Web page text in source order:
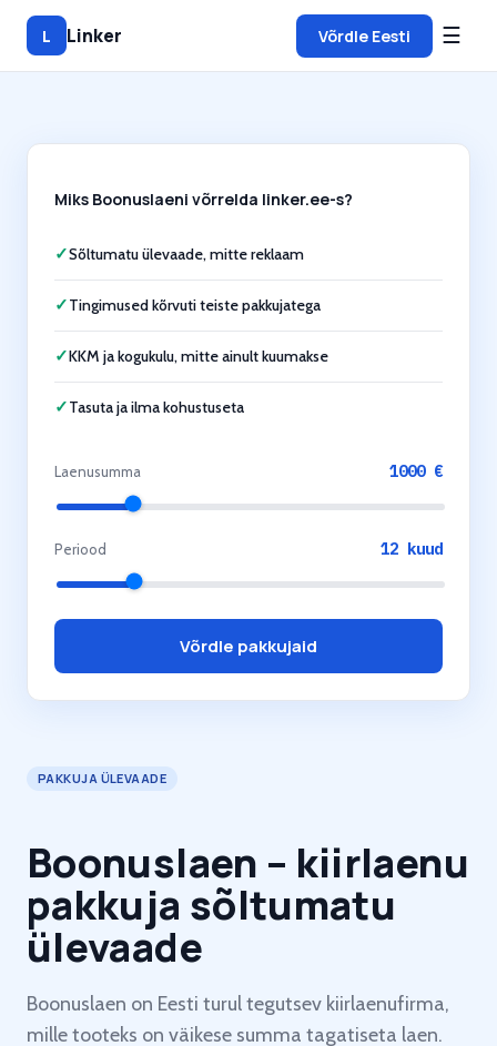
L Linker Võrdle Eesti ☰
PAKKUJA ÜLEVAADE
Boonuslaen – kiirlaenu
pakkuja sõltumatu
ülevaade
Boonuslaen on Eesti turul tegutsev kiirlaenufirma,
mille tooteks on väikese summa tagatiseta laen.
Miks Boonuslaeni võrrelda linker.ee-s?
✓Sõltumatu ülevaade, mitte reklaam
✓Tingimused kõrvuti teiste pakkujatega
✓KKM ja kogukulu, mitte ainult kuumakse
✓Tasuta ja ilma kohustuseta
Laenusumma 1000 €
Periood 12 kuud
Võrdle pakkujaid